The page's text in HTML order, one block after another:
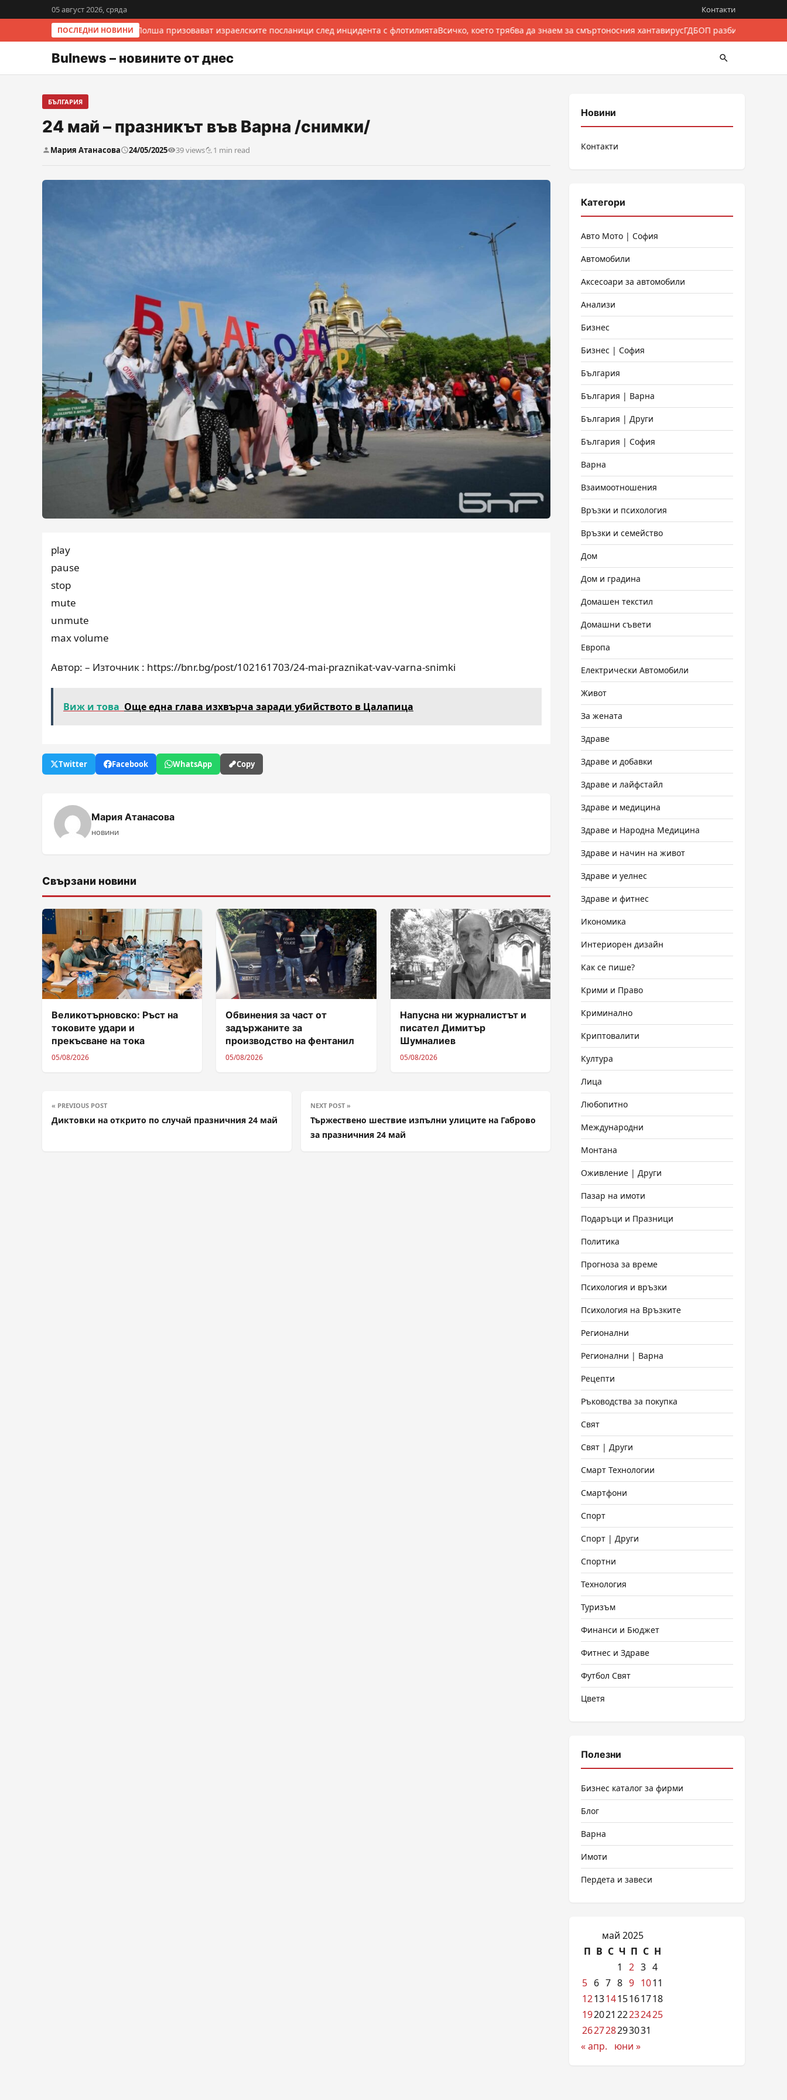
05 август 2026, сряда Контакти
ПОСЛЕДНИ НОВИНИ
Италия и Полша призовават израелските посланици след инцидента с флотилиятаВсичко, което трябва да знаем за смъртоносния хантавирусГДБОП разби
Bulnews – новините от днес
БЪЛГАРИЯ
24 май – празникът във Варна /снимки/
Мария Атанасова 24/05/2025 39 views 1 min read
play
pause
stop
mute
unmute
max volume
Автор: – Източник : https://bnr.bg/post/102161703/24-mai-praznikat-vav-varna-snimki
Виж и това Още една глава изхвърча заради убийството в Цалапица
Twitter Facebook WhatsApp Copy
Мария Атанасова
новини
Свързани новини
Великотърновско: Ръст на
токовите удари и
прекъсване на тока
05/08/2026
Обвинения за част от
задържаните за
производство на фентанил
05/08/2026
Напусна ни журналистът и
писател Димитър
Шумналиев
05/08/2026
« PREVIOUS POST
Диктовки на открито по случай празничния 24 май
NEXT POST »
Тържествено шествие изпълни улиците на Габрово
за празничния 24 май
Новини
Контакти
Категори
Авто Мото | София
Автомобили
Аксесоари за автомобили
Анализи
Бизнес
Бизнес | София
България
България | Варна
България | Други
България | София
Варна
Взаимоотношения
Връзки и психология
Връзки и семейство
Дом
Дом и градина
Домашен текстил
Домашни съвети
Европа
Електрически Автомобили
Живот
За жената
Здраве
Здраве и добавки
Здраве и лайфстайл
Здраве и медицина
Здраве и Народна Медицина
Здраве и начин на живот
Здраве и уелнес
Здраве и фитнес
Икономика
Интериорен дизайн
Как се пише?
Крими и Право
Криминално
Криптовалити
Култура
Лица
Любопитно
Международни
Монтана
Оживление | Други
Пазар на имоти
Подаръци и Празници
Политика
Прогноза за време
Психология и връзки
Психология на Връзките
Регионални
Регионални | Варна
Рецепти
Ръководства за покупка
Свят
Свят | Други
Смарт Технологии
Смартфони
Спорт
Спорт | Други
Спортни
Технология
Туризъм
Финанси и Бюджет
Фитнес и Здраве
Футбол Свят
Цветя
Полезни
Бизнес каталог за фирми
Блог
Варна
Имоти
Пердета и завеси
май 2025
П В С Ч П С Н
1
2 3 4
5 6 7 8 9 1011
12131415161718
192021 22232425
262728293031
« апр.
юни »